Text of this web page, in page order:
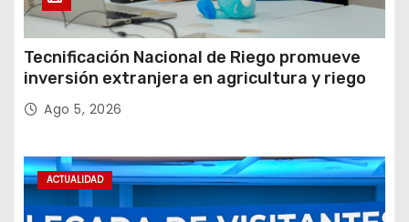
Tecnificación Nacional de Riego promueve
inversión extranjera en agricultura y riego
Ago 5, 2026
ACTUALIDAD